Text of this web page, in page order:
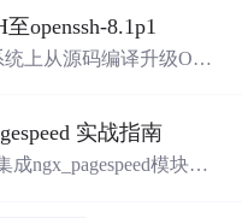
与VIP高可用场景。
openssh-8.1p1
上从源码编译升级Ope
查（如libcrypto缺失、头
型修改（Type=simple）
实战指南
ngx_pagespeed模块的